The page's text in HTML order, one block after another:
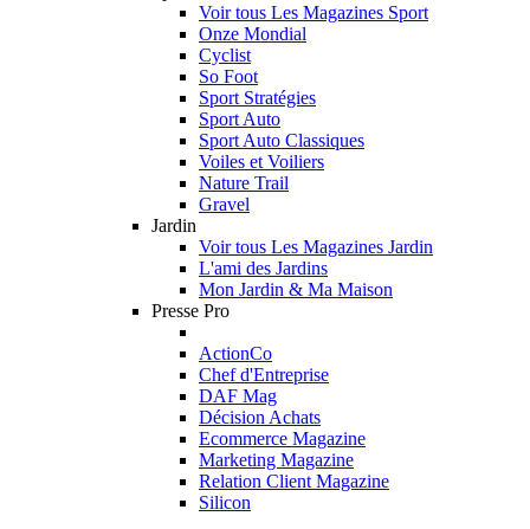
Voir tous Les Magazines Sport
Onze Mondial
Cyclist
So Foot
Sport Stratégies
Sport Auto
Sport Auto Classiques
Voiles et Voiliers
Nature Trail
Gravel
Jardin
Voir tous Les Magazines Jardin
L'ami des Jardins
Mon Jardin & Ma Maison
Presse Pro
ActionCo
Chef d'Entreprise
DAF Mag
Décision Achats
Ecommerce Magazine
Marketing Magazine
Relation Client Magazine
Silicon